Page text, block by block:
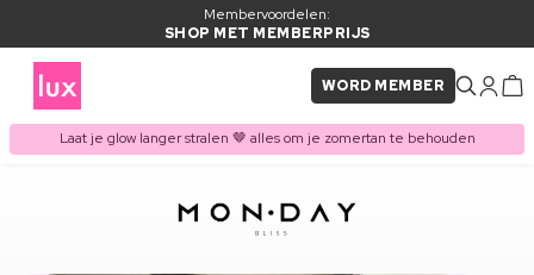
Membervoordelen:
SHOP MET MEMBERPRIJS
WORD MEMBER
Laat je glow langer stralen 🤎 alles om je zomertan te behouden